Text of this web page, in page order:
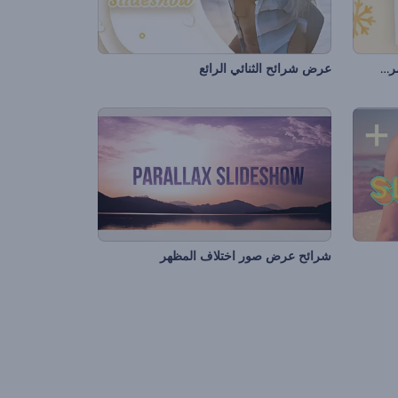
عرض شرائح إطارات الكريسماس المرحة عرض شرائح الثنائي الرائع
شرائح عرض صور اختلاف المظهر